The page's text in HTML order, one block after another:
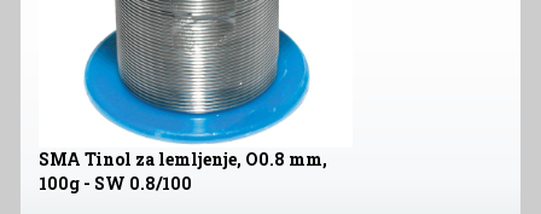
SMA Tinol za lemljenje, O0.8 mm,
100g - SW 0.8/100